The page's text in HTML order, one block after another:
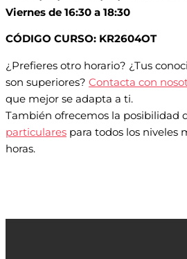
Viernes de 16:30 a 18:30
CÓDIGO CURSO: KR2604OT
¿Prefieres otro horario? ¿Tus
son superiores? Contacta con
que mejor se adapta a ti.
También ofrecemos la posibilidad
particulares para todos los niveles
horas.